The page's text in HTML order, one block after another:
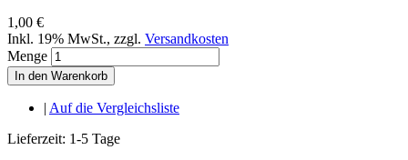
1,00 €
Inkl. 19% MwSt., zzgl. Versandkosten
Menge
In den Warenkorb
| Auf die Vergleichsliste
Lieferzeit: 1-5 Tage